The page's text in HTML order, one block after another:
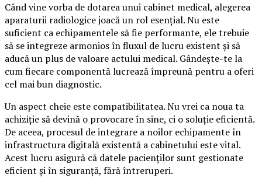
Când vine vorba de dotarea unui cabinet medical, alegerea
aparaturii radiologice joacă un rol esențial. Nu este
suficient ca echipamentele să fie performante, ele trebuie
să se integreze armonios în fluxul de lucru existent și să
aducă un plus de valoare actului medical. Gândește-te la
cum fiecare componentă lucrează împreună pentru a oferi
cel mai bun diagnostic.
Un aspect cheie este compatibilitatea. Nu vrei ca noua ta
achiziție să devină o provocare în sine, ci o soluție eficientă.
De aceea, procesul de integrare a noilor echipamente în
infrastructura digitală existentă a cabinetului este vital.
Acest lucru asigură că datele pacienților sunt gestionate
eficient și în siguranță, fără întreruperi.